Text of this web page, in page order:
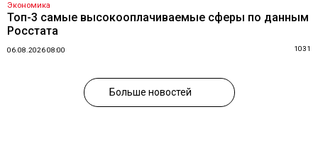
Экономика
Топ-3 самые высокооплачиваемые сферы по данным
Росстата
06.08.2026 08:00 1031
Больше новостей